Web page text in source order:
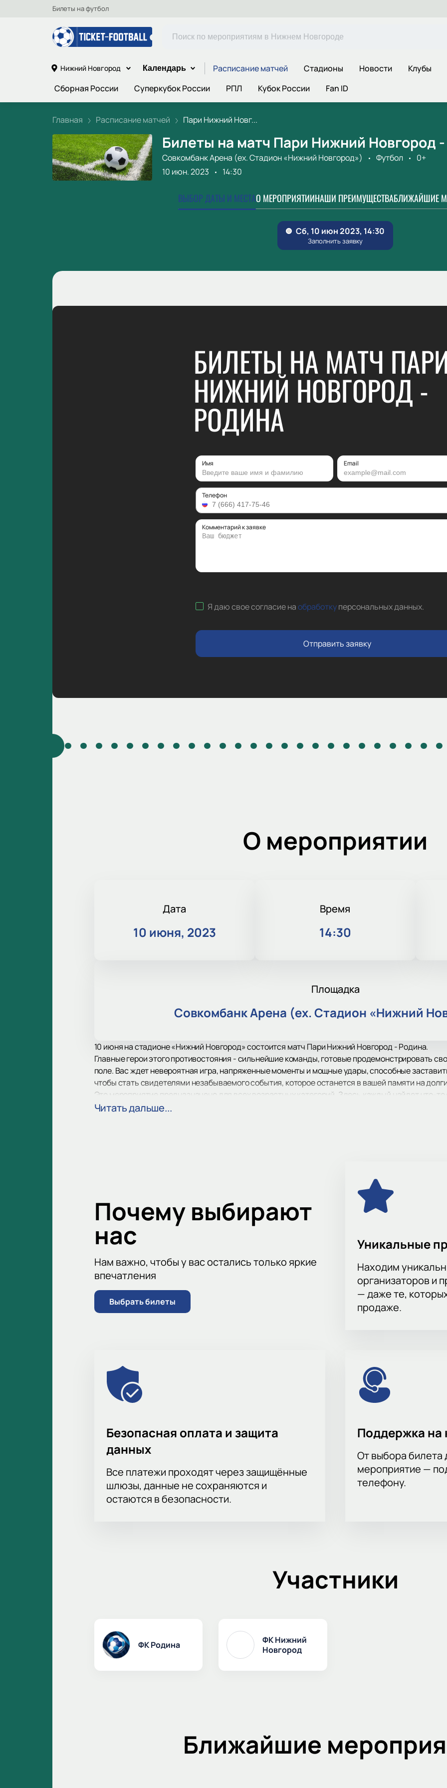
Билеты на футбол
Нижний Новгород Календарь Расписание матчей Стадионы Новости
Клубы
Сборная России
Суперкубок России РПЛ Кубок России Fan ID
Главная Расписание матчей Пари Нижний Новг...
Билеты на матч Пари Нижний Новгород
Совкомбанк Арена (ex. Стадион «Нижний Новгород») Футбол
0+
10 июн. 2023
14:30
ВЫБОР ДАТЫ И МЕСТАО МЕРОПРИЯТИИНАШИ ПРЕИМУЩЕСТВАБЛИЖАЙШИЕ
БИЛЕТЫ НА МАТЧ
НИЖНИЙ НОВГОРОД -
РОДИНА
Имя Email
Телефон
Комментарий к заявке
Я даю свое согласие наобработку персональных данных.
Отправить заявку
О мероприятии
Дата
10 июня, 2023
Время
14:30
Площадка
Совкомбанк Арена (ex. Стадион «Нижний
10 июня на стадионе «Нижний Новгород» состоится матч Пари Нижний Новгород - Родина.
Главные герои этого противостояния - сильнейшие команды, готовые продемонстрировать
поле. Вас ждет невероятная игра, напряженные моменты и мощные удары, способные
чтобы стать свидетелями незабываемого события, которое останется в вашей памяти на
Это мероприятие предназначено для всех возрастных категорий. Здесь каждый найдет что-
от ярких эмоций и ощущения волшебства, а взрослые получат заряд адреналина и
Читать дальше...
Почему выбирают
нас
Нам важно, чтобы у вас остались только яркие
впечатления
Выбрать билеты
Уникальные
Находим
организаторов и
— даже те,
продаже.
Безопасная оплата и защита
данных
Все платежи проходят через защищённые
шлюзы, данные не сохраняются и
остаются в безопасности.
Поддержка на
От выбора билета
мероприятие —
телефону.
Участники
ФК Родина
ФК Нижний
Новгород
Ближайшие